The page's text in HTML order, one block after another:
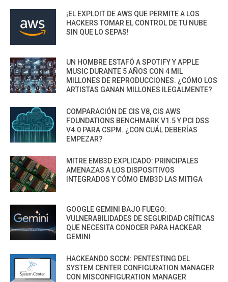
¡EL EXPLOIT DE AWS QUE PERMITE A LOS
HACKERS TOMAR EL CONTROL DE TU NUBE
SIN QUE LO SEPAS!
UN HOMBRE ESTAFÓ A SPOTIFY Y APPLE
MUSIC DURANTE 5 AÑOS CON 4 MIL
MILLONES DE REPRODUCCIONES. ¿CÓMO LOS
ARTISTAS GANAN MILLONES ILEGALMENTE?
COMPARACIÓN DE CIS V8, CIS AWS
FOUNDATIONS BENCHMARK V1.5 Y PCI DSS
V4.0 PARA CSPM. ¿CON CUÁL DEBERÍAS
EMPEZAR?
MITRE EMB3D EXPLICADO: PRINCIPALES
AMENAZAS A LOS DISPOSITIVOS
INTEGRADOS Y CÓMO EMB3D LAS MITIGA
GOOGLE GEMINI BAJO FUEGO:
VULNERABILIDADES DE SEGURIDAD CRÍTICAS
QUE NECESITA CONOCER PARA HACKEAR
GEMINI
HACKEANDO SCCM: PENTESTING DEL
SYSTEM CENTER CONFIGURATION MANAGER
CON MISCONFIGURATION MANAGER